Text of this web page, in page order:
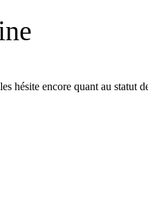
hésite encore quant au statut